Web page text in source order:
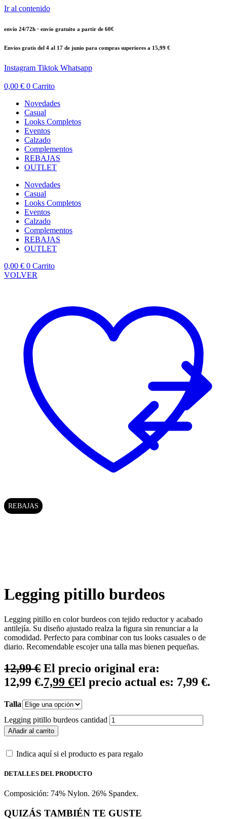
Ir al contenido
envío 24/72h · envío gratuito a partir de 60€
Envíos gratis del 4 al 17 de junio para compras superiores a 15,99 €
Instagram Tiktok Whatsapp
0,00 € 0 Carrito
Novedades
Casual
Looks Completos
Eventos
Calzado
Complementos
REBAJAS
OUTLET
Novedades
Casual
Looks Completos
Eventos
Calzado
Complementos
REBAJAS
OUTLET
0,00 € 0 Carrito
VOLVER
REBAJAS
Legging pitillo burdeos
Legging pitillo en color burdeos con tejido reductor y acabado
antilejía. Su diseño ajustado realza la figura sin renunciar a la
comodidad. Perfecto para combinar con tus looks casuales o de
diario. Recomendable escojer una talla mas bienen pequeñas.
12,99€ El precio original era:
12,99 €.7,99 €El precio actual es: 7,99 €.
Talla
Legging pitillo burdeos cantidad
Añadir al carrito
Indica aquí si el producto es para regalo
DETALLES DEL PRODUCTO
Composición: 74% Nylon. 26% Spandex.
QUIZÁS TAMBIÉN TE GUSTE